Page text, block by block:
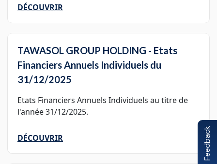
DÉCOUVRIR
TAWASOL GROUP HOLDING - Etats
Financiers Annuels Individuels du
31/12/2025
Etats Financiers Annuels Individuels au titre de
l'année 31/12/2025.
DÉCOUVRIR Feedback